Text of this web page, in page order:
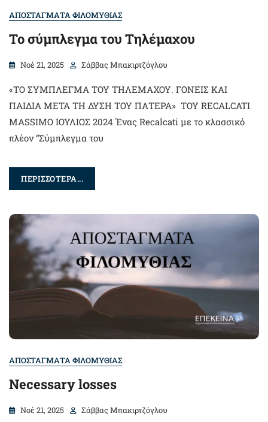
ΑΠΟΣΤΑΓΜΑΤΑ ΦΙΛΟΜΥΘΙΑΣ
Το σύμπλεγμα του Τηλέμαχου
Νοέ 21, 2025 Σάββας Μπακιρτζόγλου
«TΟ ΣΥΜΠΛΕΓΜΑ ΤΟΥ ΤΗΛΕΜΑΧΟΥ. ΓΟΝΕΙΣ ΚΑΙ
ΠΑΙΔΙΑ ΜΕΤΑ ΤΗ ΔΥΣΗ ΤΟΥ ΠΑΤΕΡΑ» ΤΟΥ RECALCATI
MASSIMO ΙΟΥΛΙΟΣ 2024 Ένας Recalcati με το κλασσικό
πλέον “Σύμπλεγμα του
ΠΕΡΙΣΣΟΤΕΡΑ...
ΑΠΟΣΤΑΓΜΑΤΑ ΦΙΛΟΜΥΘΙΑΣ
Necessary losses
Νοέ 21, 2025 Σάββας Μπακιρτζόγλου